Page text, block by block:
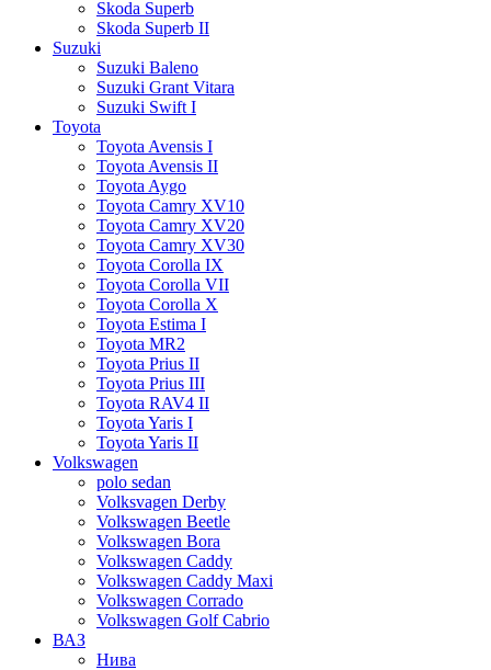
Skoda Superb
Skoda Superb II
Suzuki
Suzuki Baleno
Suzuki Grant Vitara
Suzuki Swift I
Toyota
Toyota Avensis I
Toyota Avensis II
Toyota Aygo
Toyota Camry XV10
Toyota Camry XV20
Toyota Camry XV30
Toyota Corolla IX
Toyota Corolla VII
Toyota Corolla X
Toyota Estima I
Toyota MR2
Toyota Prius II
Toyota Prius III
Toyota RAV4 II
Toyota Yaris I
Toyota Yaris II
Volkswagen
polo sedan
Volksvagen Derby
Volkswagen Beetle
Volkswagen Bora
Volkswagen Caddy
Volkswagen Caddy Maxi
Volkswagen Corrado
Volkswagen Golf Cabrio
ВАЗ
Нива